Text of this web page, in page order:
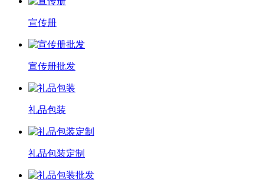
宣传册
宣传册批发
礼品包装
礼品包装定制